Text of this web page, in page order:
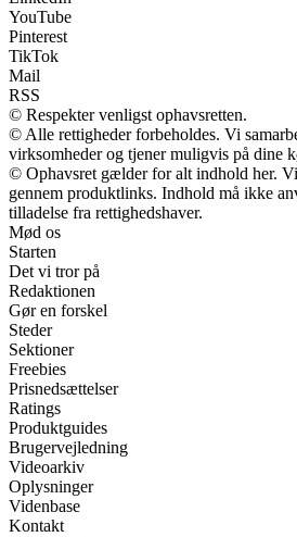
YouTube
Pinterest
TikTok
Mail
RSS
© Respekter venligst ophavsretten.
© Alle rettigheder forbeholdes. Vi
virksomheder og tjener muligvis på dine
© Ophavsret gælder for alt indhold her.
gennem produktlinks. Indhold må ikke
tilladelse fra rettighedshaver.
Mød os
Starten
Det vi tror på
Redaktionen
Gør en forskel
Steder
Sektioner
Freebies
Prisnedsættelser
Ratings
Produktguides
Brugervejledning
Videoarkiv
Oplysninger
Videnbase
Kontakt